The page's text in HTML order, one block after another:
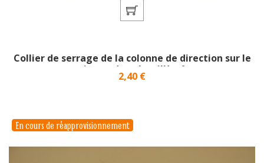
Collier de serrage de la colonne de direction sur le
pignon de crémaillère}
Prix
2,40 €
En cours de réapprovisionnement